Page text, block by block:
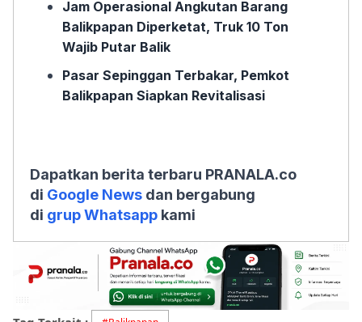
Jam Operasional Angkutan Barang
Balikpapan Diperketat, Truk 10 Ton
Wajib Putar Balik
Pasar Sepinggan Terbakar, Pemkot
Balikpapan Siapkan Revitalisasi
Dapatkan berita terbaru PRANALA.co
di Google News dan bergabung
di grup Whatsapp kami